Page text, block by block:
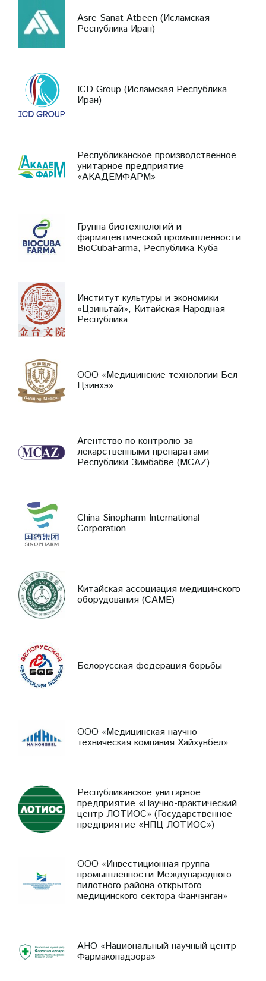
Asre Sanat Atbeen (Исламская
Республика Иран)
ICD Group (Исламская Республика
Иран)
Республиканское производственное
унитарное предприятие
«АКАДЕМФАРМ»
Группа биотехнологий и
фармацевтической промышленности
BioCubaFarma, Республика Куба
Институт культуры и экономики
«Цзиньтай», Китайская Народная
Республика
ООО «Медицинские технологии Бел-
Цзинхэ»
Агентство по контролю за
лекарственными препаратами
Республики Зимбабве (MCAZ)
China Sinopharm International
Corporation
Китайская ассоциация медицинского
оборудования (CAME)
Белорусская федерация борьбы
ООО «Медицинская научно-
техническая компания Хайхунбел»
Республиканское унитарное
предприятие «Научно-практический
центр ЛОТИОС» (Государственное
предприятие «НПЦ ЛОТИОС»)
ООО «Инвестиционная группа
промышленности Международного
пилотного района открытого
медицинского сектора Фанчэнган»
АНО «Национальный научный центр
Фармаконадзора»